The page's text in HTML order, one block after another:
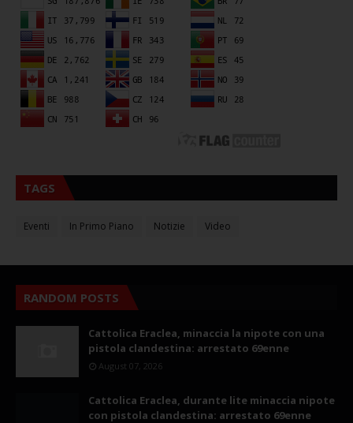
TAGS
Eventi In Primo Piano Notizie Video
RANDOM POSTS
Cattolica Eraclea, minaccia la nipote con una
pistola clandestina: arrestato 69enne
August 07, 2026
Cattolica Eraclea, durante lite minaccia nipote
con pistola clandestina: arrestato 69enne